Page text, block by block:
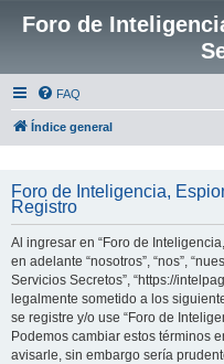
Foro de
FAQ
Índice general
Foro de Inteligencia,
Registro
Al ingresar en “Foro de
en adelante “nosotros”, “nos”,
Servicios Secretos”, “https://
legalmente sometido a los
se registre y/o use “Foro de
Podemos cambiar estos términos
avisarle, sin embargo sería